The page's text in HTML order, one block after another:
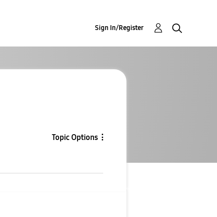
Sign In/Register
Topic Options